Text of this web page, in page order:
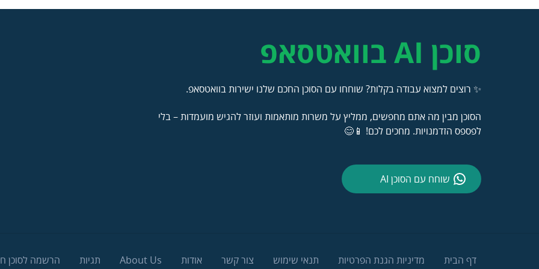
סוכן AI בוואטסאפ
✨ רוצים למצוא עבודה בקלות? שוחחו עם הסוכן החכם שלנו ישירות בוואטסאפ.
הסוכן מבין מה אתם מחפשים, ממליץ על משרות מותאמות ועוזר להגיש מועמדות – בלי
לפספס הזדמנויות. מחכים לכם! 📱😊
שוחח עם הסוכן AI
דף הבית מדיניות הגנת הפרטיות תנאי שימוש צור קשר אודות About Us תגיות הרשמה לסוכן